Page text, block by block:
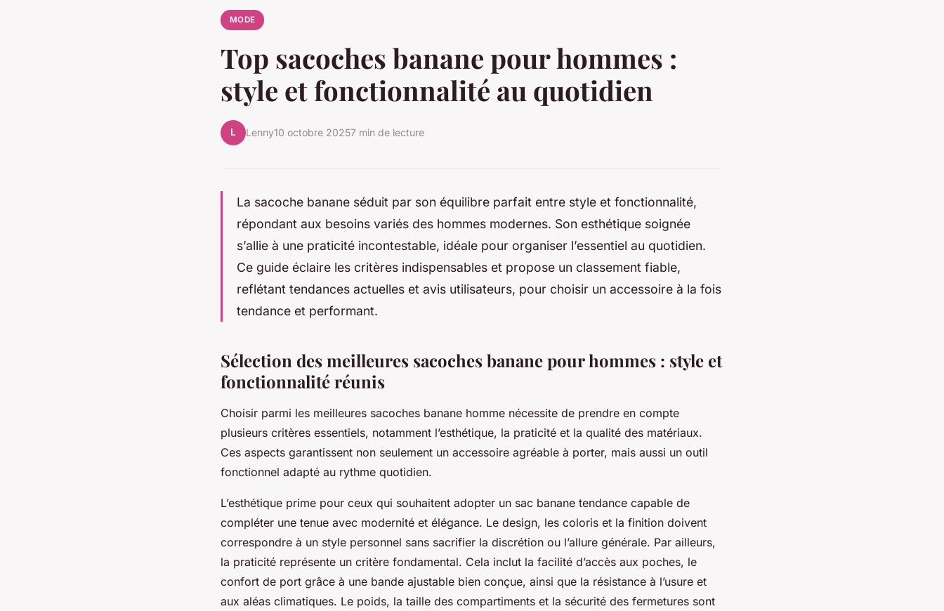
MODE
Top sacoches banane pour hommes :
style et fonctionnalité au quotidien
L Lenny10 octobre 20257 min de lecture
La sacoche banane séduit par son équilibre parfait entre style et fonctionnalité,
répondant aux besoins variés des hommes modernes. Son esthétique soignée
s’allie à une praticité incontestable, idéale pour organiser l’essentiel au quotidien.
Ce guide éclaire les critères indispensables et propose un classement fiable,
reflétant tendances actuelles et avis utilisateurs, pour choisir un accessoire à la fois
tendance et performant.
Sélection des meilleures sacoches banane pour hommes : style et
fonctionnalité réunis
Choisir parmi les meilleures sacoches banane homme nécessite de prendre en compte
plusieurs critères essentiels, notamment l’esthétique, la praticité et la qualité des matériaux.
Ces aspects garantissent non seulement un accessoire agréable à porter, mais aussi un outil
fonctionnel adapté au rythme quotidien.
L’esthétique prime pour ceux qui souhaitent adopter un sac banane tendance capable de
compléter une tenue avec modernité et élégance. Le design, les coloris et la finition doivent
correspondre à un style personnel sans sacrifier la discrétion ou l’allure générale. Par ailleurs,
la praticité représente un critère fondamental. Cela inclut la facilité d’accès aux poches, le
confort de port grâce à une bande ajustable bien conçue, ainsi que la résistance à l’usure et
aux aléas climatiques. Le poids, la taille des compartiments et la sécurité des fermetures sont